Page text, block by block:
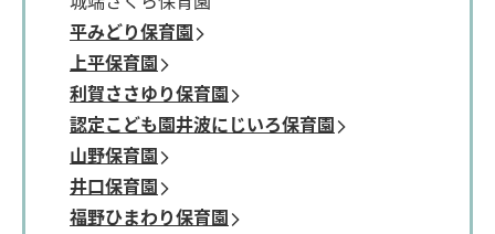
平みどり保育園
上平保育園
利賀ささゆり保育園
認定こども園井波にじいろ保育園
山野保育園
井口保育園
福野ひまわり保育園